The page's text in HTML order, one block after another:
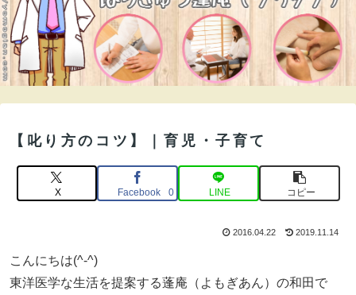
【叱り方のコツ】｜育児・子育て
X Facebook 0 LINE コピー
2016.04.22 2019.11.14
こんにちは(^-^)
東洋医学な生活を提案する蓬庵（よもぎあん）の和田で